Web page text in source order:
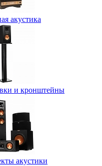
акустика
и кронштейны
акустики